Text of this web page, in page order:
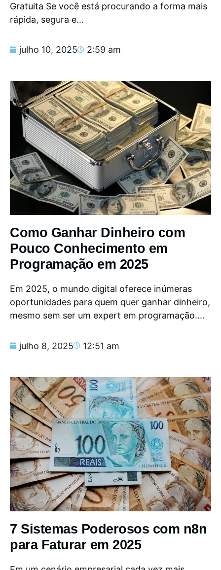
Gratuita Se você está procurando a forma mais
rápida, segura e...
julho 10, 2025 2:59 am
Como Ganhar Dinheiro com
Pouco Conhecimento em
Programação em 2025
Em 2025, o mundo digital oferece inúmeras
oportunidades para quem quer ganhar dinheiro,
mesmo sem ser um expert em programação....
julho 8, 2025 12:51 am
7 Sistemas Poderosos com n8n
para Faturar em 2025